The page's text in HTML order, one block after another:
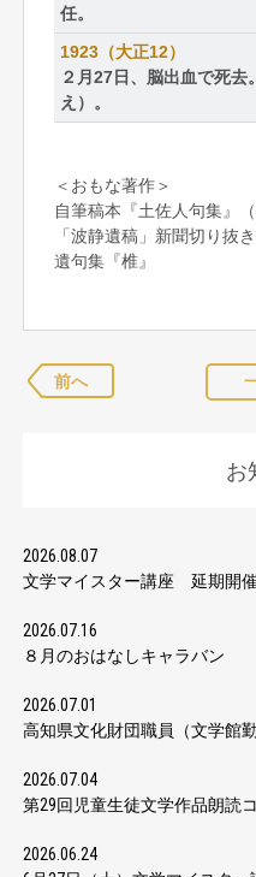
任。
1923（大正12）
２月27日、脳出血で死
え）。
＜おもな著作＞
自筆稿本『土佐人句集』（
「波静遺稿」新聞切り抜
遺句集『椎』
前へ
お
2026.08.07
文学マイスター講座 延期開
2026.07.16
８月のおはなしキャラバン
2026.07.01
高知県文化財団職員（文学館
2026.07.04
第29回児童生徒文学作品朗
2026.06.24